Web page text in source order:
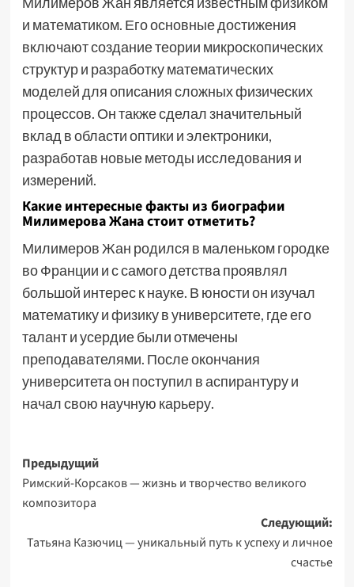
и математиком. Его основные достижения
включают создание теории микроскопических
структур и разработку математических
моделей для описания сложных физических
процессов. Он также сделал значительный
вклад в области оптики и электроники,
разработав новые методы исследования и
измерений.
Какие интересные факты из биографии
Милимерова Жана стоит отметить?
Милимеров Жан родился в маленьком городке
во Франции и с самого детства проявлял
большой интерес к науке. В юности он изучал
математику и физику в университете, где его
талант и усердие были отмечены
преподавателями. После окончания
университета он поступил в аспирантуру и
начал свою научную карьеру.
Навигация
записи
Предыдущий
Римский-Корсаков — жизнь и творчество великого
композитора
Следующий:
Татьяна Казючиц — уникальный путь к успеху и личное
счастье